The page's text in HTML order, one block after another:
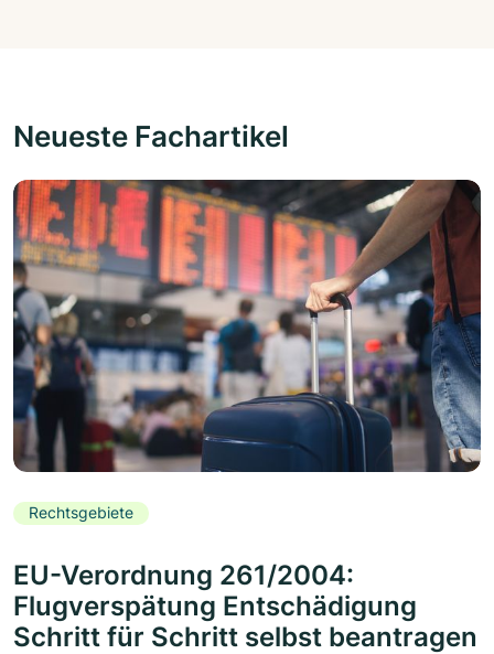
Neueste Fachartikel
Rechtsgebiete
EU-Verordnung 261/2004:
Flugverspätung Entschädigung
Schritt für Schritt selbst beantragen